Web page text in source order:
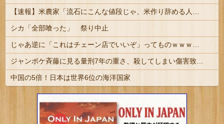
シカ「全部喰った」 祭り中止
中国の5倍！日本は世界6位の海洋国家